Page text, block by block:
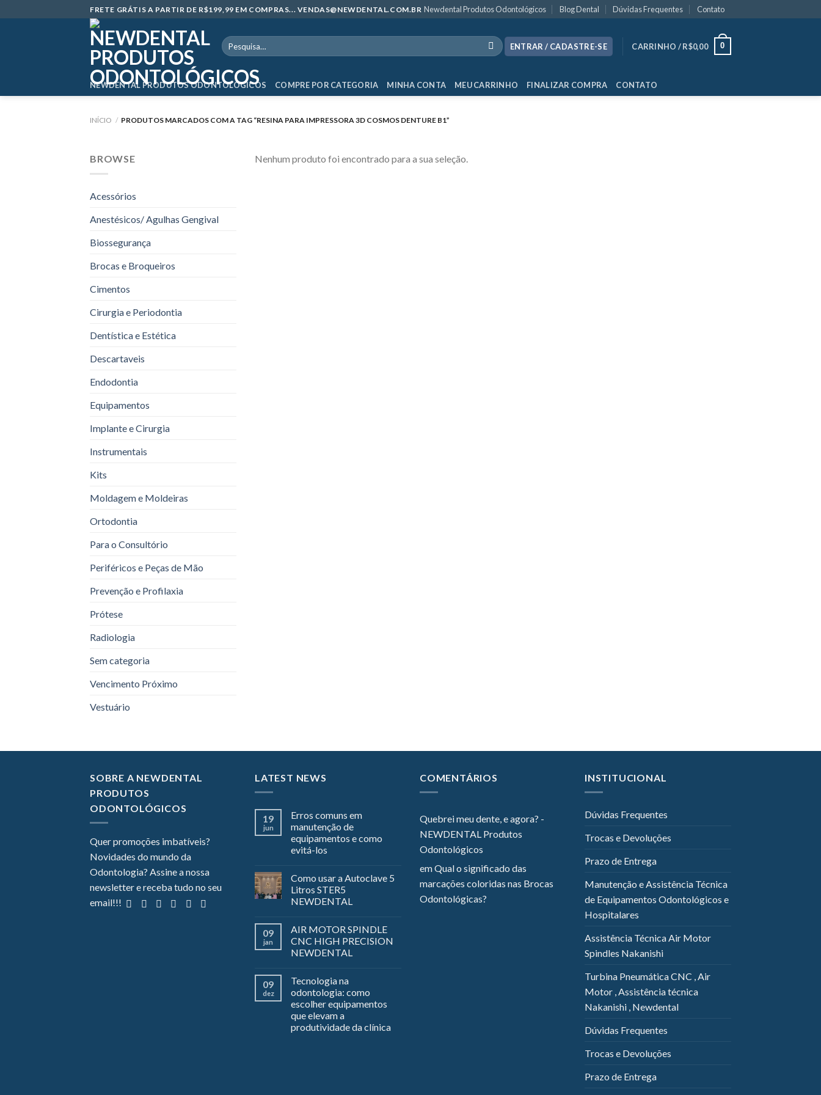
to
FRETE GRÁTIS A PARTIR DE R$199,99 EM COMPRAS... VENDAS@NEWDENTAL.COM.BR Newdental Produtos Odontológicos Blog Dental Dúvidas Frequentes Contato
Pesquisar
por:
ENTRAR / CADASTRE-SE CARRINHO /R$0,00 0
NEWDENTAL PRODUTOS ODONTOLÓGICOS COMPRE POR CATEGORIA MINHA CONTA MEU CARRINHO FINALIZAR COMPRA CONTATO
INÍCIO / PRODUTOS MARCADOS COM A TAG “RESINA PARA IMPRESSORA 3D COSMOS DENTURE B1”
BROWSE
Acessórios
Anestésicos/ Agulhas Gengival
Biossegurança
Brocas e Broqueiros
Cimentos
Cirurgia e Periodontia
Dentística e Estética
Descartaveis
Endodontia
Equipamentos
Implante e Cirurgia
Instrumentais
Kits
Moldagem e Moldeiras
Ortodontia
Para o Consultório
Periféricos e Peças de Mão
Prevenção e Profilaxia
Prótese
Radiologia
Sem categoria
Vencimento Próximo
Vestuário
Nenhum produto foi encontrado para a sua seleção.
SOBRE A NEWDENTAL
PRODUTOS
ODONTOLÓGICOS
Quer promoções imbatíveis?
Novidades do mundo da
Odontologia? Assine a nossa
newsletter e receba tudo no seu
email!!!
LATEST NEWS
19
jun
Erros comuns em
manutenção de
equipamentos e como
evitá-los
Como usar a Autoclave 5
Litros STER5
NEWDENTAL
09
jan
AIR MOTOR SPINDLE
CNC HIGH PRECISION
NEWDENTAL
09
dez
Tecnologia na
odontologia: como
escolher equipamentos
que elevam a
produtividade da clínica
COMENTÁRIOS
Quebrei meu dente, e agora? -
NEWDENTAL Produtos
Odontológicos
emQual o significado das
marcações coloridas nas Brocas
Odontológicas?
INSTITUCIONAL
Dúvidas Frequentes
Trocas e Devoluções
Prazo de Entrega
Manutenção e Assistência Técnica
de Equipamentos Odontológicos e
Hospitalares
Assistência Técnica Air Motor
Spindles Nakanishi
Turbina Pneumática CNC , Air
Motor , Assistência técnica
Nakanishi , Newdental
Dúvidas Frequentes
Trocas e Devoluções
Prazo de Entrega